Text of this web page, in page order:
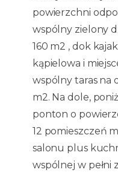
powierzchni
wspólny zielony
160 m2 , dok
kąpielowa i
wspólny taras na
m2. Na dole,
ponton o
12 pomieszczeń
salonu plus
wspólnej w pełni